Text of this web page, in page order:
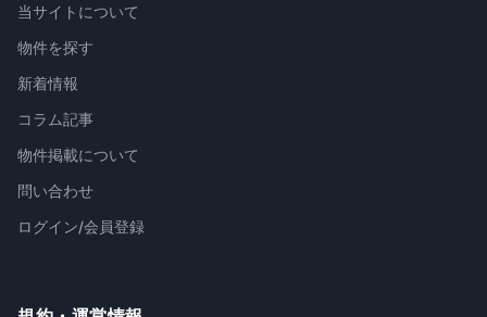
当サイトについて
物件を探す
新着情報
コラム記事
物件掲載について
問い合わせ
ログイン/会員登録